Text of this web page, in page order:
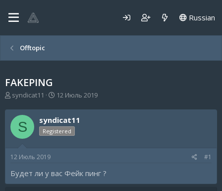
Russian
Offtopic
FAKEPING
А
т
о
р
т
м
syndicat11
Д
т
а
н
а
12 Июль 2019
S syndicat11
Registered
12 Июль 2019 #1
Будет ли у вас Фейк пинг ?